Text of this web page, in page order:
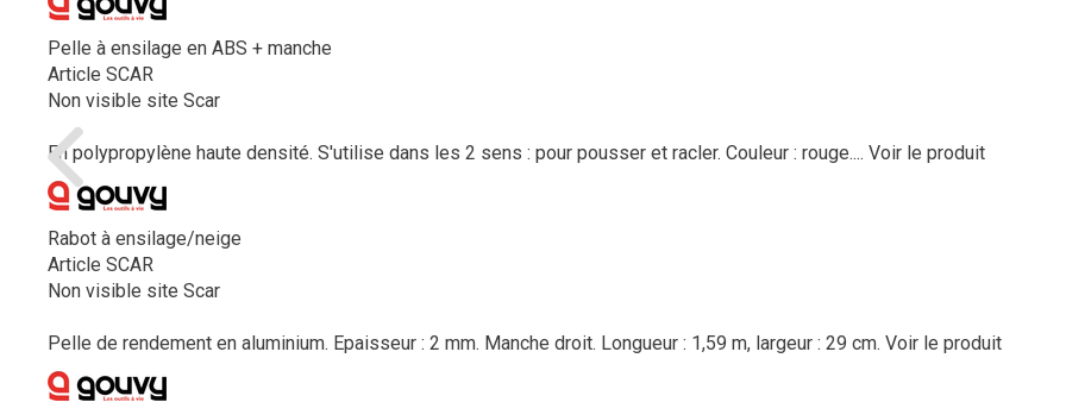
Pelle à ensilage en ABS + manche
Article SCAR
Non visible site Scar
En polypropylène haute densité. S'utilise dans les 2 sens : pour pousser et racler. Couleur : rouge.... Voir le produit
Rabot à ensilage/neige
Article SCAR
Non visible site Scar
Pelle de rendement en aluminium. Epaisseur : 2 mm. Manche droit. Longueur : 1,59 m, largeur : 29 cm. Voir le produit